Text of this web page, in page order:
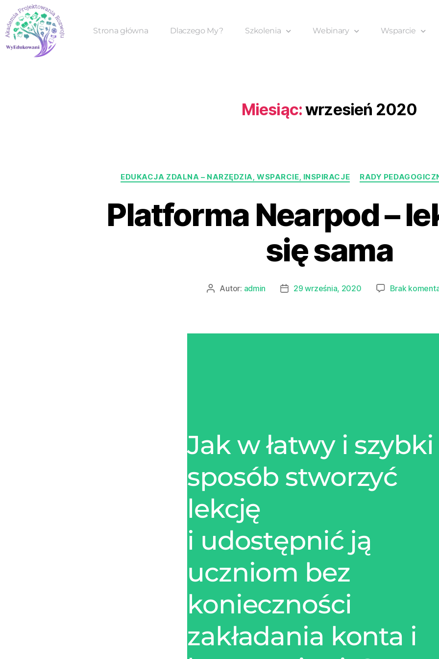
Strona główna Dlaczego My? Szkolenia Webinary Wsparcie
Miesiąc:wrzesień 2020
EDUKACJA ZDALNA – NARZĘDZIA, WSPARCIE, INSPIRACJE RADY
Platforma Nearpod –
się sama
Autor: admin 29 września, 2020 Brak
Jak w łatwy i szybki
sposób stworzyć
lekcję
i udostępnić ją
uczniom bez
konieczności
zakładania konta i